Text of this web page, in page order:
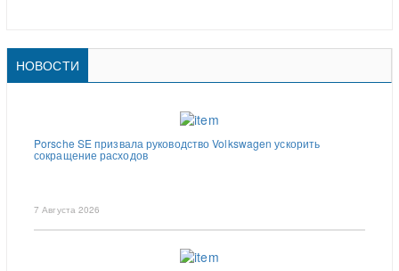
НОВОСТИ
Porsche SE призвала руководство Volkswagen ускорить
сокращение расходов
7 Августа 2026